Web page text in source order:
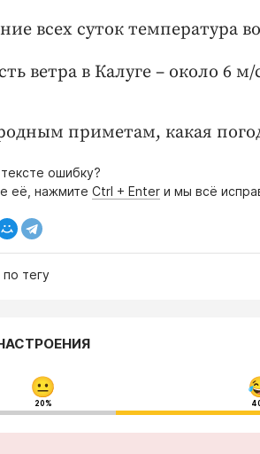
всех суток температура
ветра в Калуге – около 6 м/
приметам, какая
ошибку?
её, нажмите Ctrl + Enter и мы всё
тегу
20%